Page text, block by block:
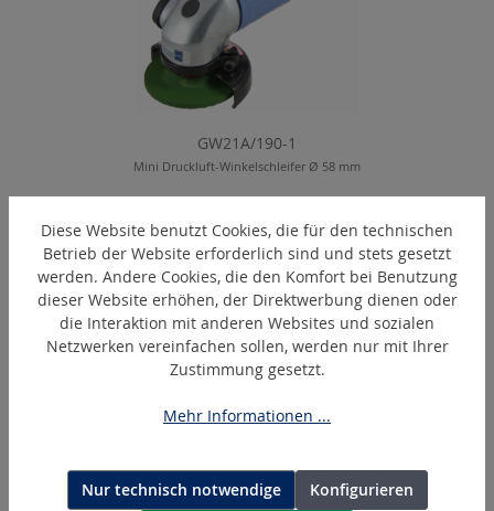
GW21A/190-1
Mini Druckluft-Winkelschleifer Ø 58 mm
Produktgalerie überspringen
Ähnliche Artikel
Diese Website benutzt Cookies, die für den technischen
Betrieb der Website erforderlich sind und stets gesetzt
werden. Andere Cookies, die den Komfort bei Benutzung
dieser Website erhöhen, der Direktwerbung dienen oder
die Interaktion mit anderen Websites und sozialen
Netzwerken vereinfachen sollen, werden nur mit Ihrer
Zustimmung gesetzt.
Mehr Informationen ...
Nur technisch notwendige
Konfigurieren